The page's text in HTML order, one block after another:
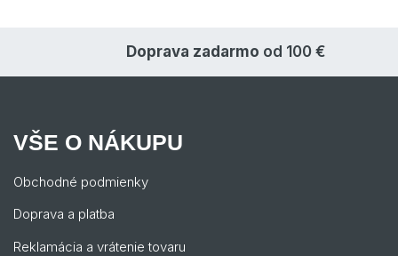
Doprava zadarmo od 100 €
VŠE O NÁKUPU
Obchodné podmienky
Doprava a platba
Reklamácia a vrátenie tovaru